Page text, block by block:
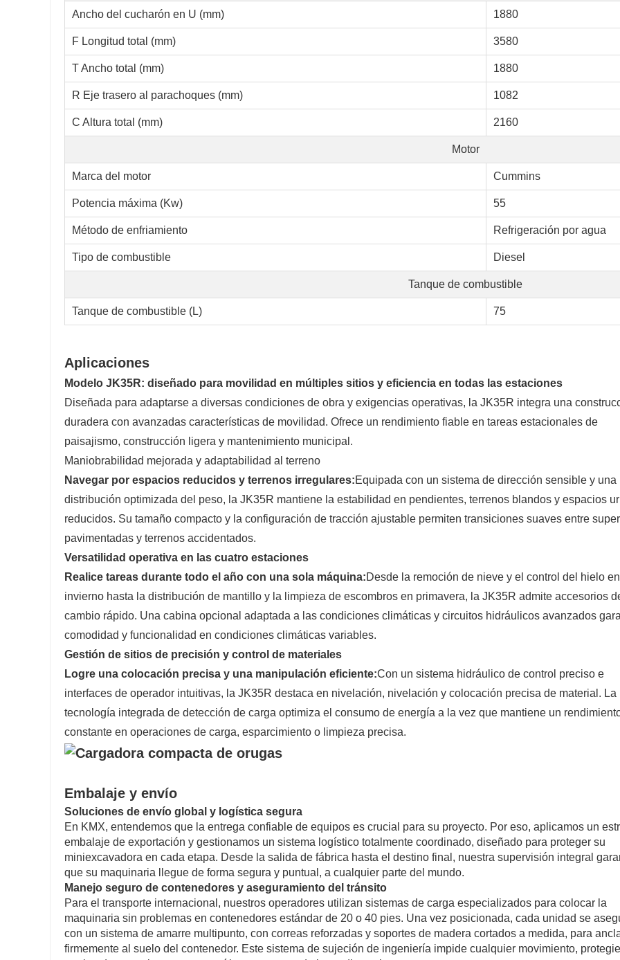
Ancho del cucharón en U (mm) 1880
F Longitud total (mm) 3580
T Ancho total (mm) 1880
R Eje trasero al parachoques (mm) 1082
C Altura total (mm) 2160
Motor
Marca del motor Cummins
Potencia máxima (Kw) 55
Método de enfriamiento Refrigeración por agua
Tipo de combustible Diesel
Tanque de combustible
Tanque de combustible (L) 75
Aplicaciones
Modelo JK35R: diseñado para movilidad en múltiples sitios y eficiencia en todas las estaciones
Diseñada para adaptarse a diversas condiciones de obra y exigencias operativas, la JK35R integra una
duradera con avanzadas características de movilidad. Ofrece un rendimiento fiable en tareas estacionales de
paisajismo, construcción ligera y mantenimiento municipal.
Maniobrabilidad mejorada y adaptabilidad al terreno
Navegar por espacios reducidos y terrenos irregulares:Equipada con un sistema de dirección sensible y una
distribución optimizada del peso, la JK35R mantiene la estabilidad en pendientes, terrenos blandos y espacios
reducidos. Su tamaño compacto y la configuración de tracción ajustable permiten transiciones suaves entre
pavimentadas y terrenos accidentados.
Versatilidad operativa en las cuatro estaciones
Realice tareas durante todo el año con una sola máquina:Desde la remoción de nieve y el control del hielo en
invierno hasta la distribución de mantillo y la limpieza de escombros en primavera, la JK35R admite accesorios
cambio rápido. Una cabina opcional adaptada a las condiciones climáticas y circuitos hidráulicos avanzados
comodidad y funcionalidad en condiciones climáticas variables.
Gestión de sitios de precisión y control de materiales
Logre una colocación precisa y una manipulación eficiente:Con un sistema hidráulico de control preciso e
interfaces de operador intuitivas, la JK35R destaca en nivelación, nivelación y colocación precisa de material. La
tecnología integrada de detección de carga optimiza el consumo de energía a la vez que mantiene un
constante en operaciones de carga, esparcimiento o limpieza precisa.
Embalaje y envío
Soluciones de envío global y logística segura
En KMX, entendemos que la entrega confiable de equipos es crucial para su proyecto. Por eso, aplicamos un
embalaje de exportación y gestionamos un sistema logístico totalmente coordinado, diseñado para proteger su
miniexcavadora en cada etapa. Desde la salida de fábrica hasta el destino final, nuestra supervisión integral
que su maquinaria llegue de forma segura y puntual, a cualquier parte del mundo.
Manejo seguro de contenedores y aseguramiento del tránsito
Para el transporte internacional, nuestros operadores utilizan sistemas de carga especializados para colocar la
maquinaria sin problemas en contenedores estándar de 20 o 40 pies. Una vez posicionada, cada unidad se
con un sistema de amarre multipunto, con correas reforzadas y soportes de madera cortados a medida, para
firmemente al suelo del contenedor. Este sistema de sujeción de ingeniería impide cualquier movimiento,